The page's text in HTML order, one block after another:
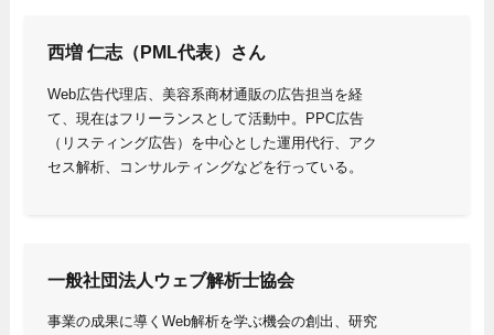
西増 仁志（PML代表） さん
Web広告代理店、美容系商材通販の広告担当を経
て、現在はフリーランスとして活動中。PPC広告
（リスティング広告）を中心とした運用代行、アク
セス解析、コンサルティングなどを行っている。
一般社団法人ウェブ解析士協会
事業の成果に導くWeb解析を学ぶ機会の創出、研究